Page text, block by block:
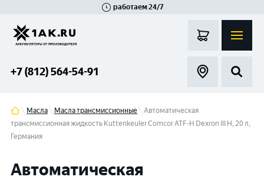
работаем 24/7
+7 (812) 564-54-91
Масла Масла трансмиссионные
Автоматическая
трансмиссионная жидкость Kuttenkeuler Comcor ATF-H Dexron III H, 20 л,
Германия
Автоматическая
Гатчина